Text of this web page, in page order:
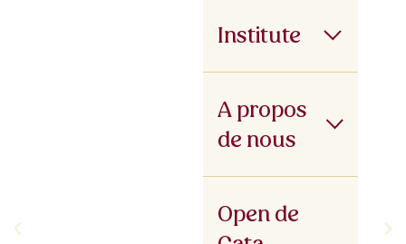
Institute
A propos
de nous
Open de